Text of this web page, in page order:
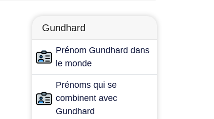
Gundhard
Prénom Gundhard dans
le monde
Prénoms qui se
combinent avec
Gundhard